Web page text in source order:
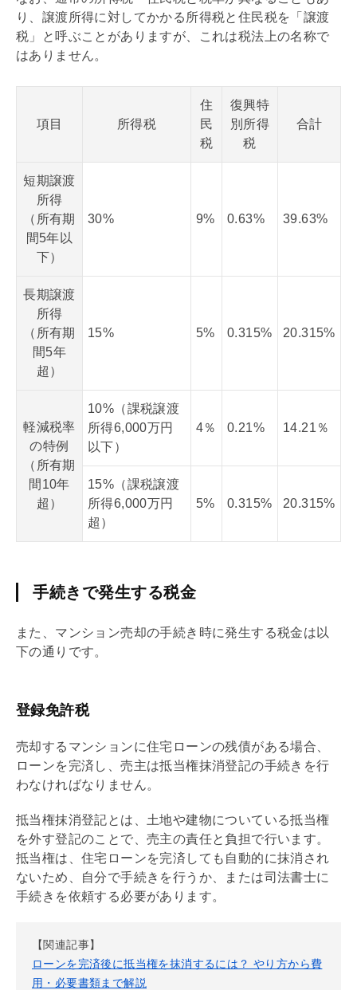
り、譲渡所得に対してかかる所得税と住民税を「譲渡
税」と呼ぶことがありますが、これは税法上の名称で
はありません。
項目 所得税
住
民
税
復興特
別所得
税
合計
短期譲渡
所得
（所有期
間5年以
下）
30% 9% 0.63% 39.63%
長期譲渡
所得
（所有期
間5年
超）
15% 5% 0.315% 20.315%
軽減税率
の特例
（所有期
間10年
超）
10%（課税譲渡
所得6,000万円
以下）
4％ 0.21% 14.21％
15%（課税譲渡
所得6,000万円
超）
5% 0.315% 20.315%
手続きで発生する税金
また、マンション売却の手続き時に発生する税金は以
下の通りです。
登録免許税
売却するマンションに住宅ローンの残債がある場合、
ローンを完済し、売主は抵当権抹消登記の手続きを行
わなければなりません。
抵当権抹消登記とは、土地や建物についている抵当権
を外す登記のことで、売主の責任と負担で行います。
抵当権は、住宅ローンを完済しても自動的に抹消され
ないため、自分で手続きを行うか、または司法書士に
手続きを依頼する必要があります。
【関連記事】
ローンを完済後に抵当権を抹消するには？ やり方から費
用・必要書類まで解説